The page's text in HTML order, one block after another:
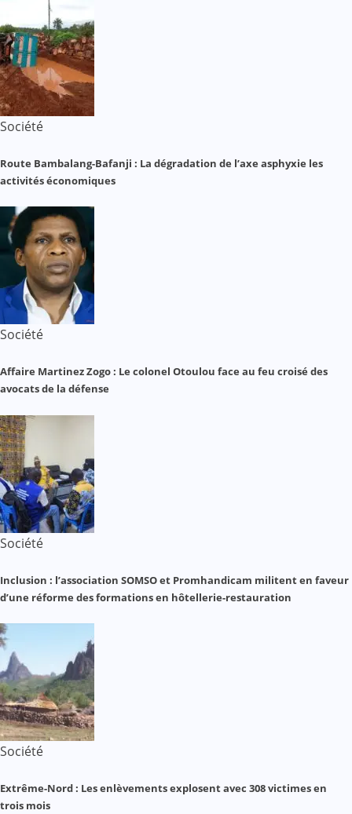
Société
Route Bambalang-Bafanji : La dégradation de l’axe asphyxie les
activités économiques
Société
Affaire Martinez Zogo : Le colonel Otoulou face au feu croisé des
avocats de la défense
Société
Inclusion : l’association SOMSO et Promhandicam militent en faveur
d’une réforme des formations en hôtellerie-restauration
Société
Extrême-Nord : Les enlèvements explosent avec 308 victimes en
trois mois